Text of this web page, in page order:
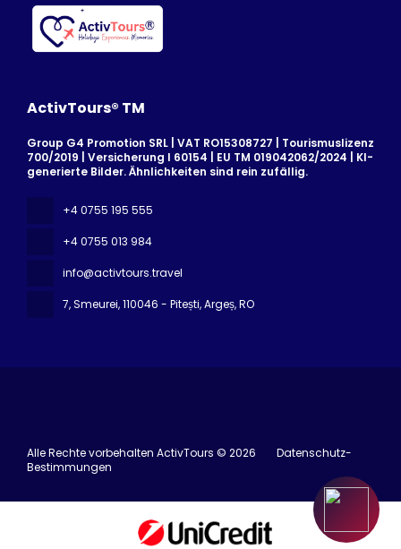
ActivTours® TM
Group G4 Promotion SRL | VAT RO15308727 | Tourismuslizenz
700/2019 | Versicherung I 60154 | EU TM 019042062/2024 | KI-
generierte Bilder. Ähnlichkeiten sind rein zufällig.
+4 0755 195 555
+4 0755 013 984
info@activtours.travel
7, Smeurei, 110046 - Pitești, Argeș, RO
Alle Rechte vorbehalten ActivTours © 2026
Datenschutz-
Bestimmungen